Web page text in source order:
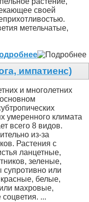
своей
метельчатые,
импатиенс)
и многолетних
умеренного климата
всего 8 видов.
из-за
Растения с
ланцетные,
зеленые,
супротивно или
белые,
махровые,
...